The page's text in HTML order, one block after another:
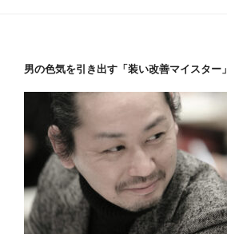
男の色気を引き出す「装い改善マイスター」